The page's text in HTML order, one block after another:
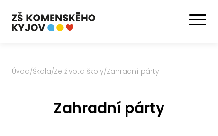
Úvod/Škola/Ze života školy/Zahradní párty
Zahradní párty